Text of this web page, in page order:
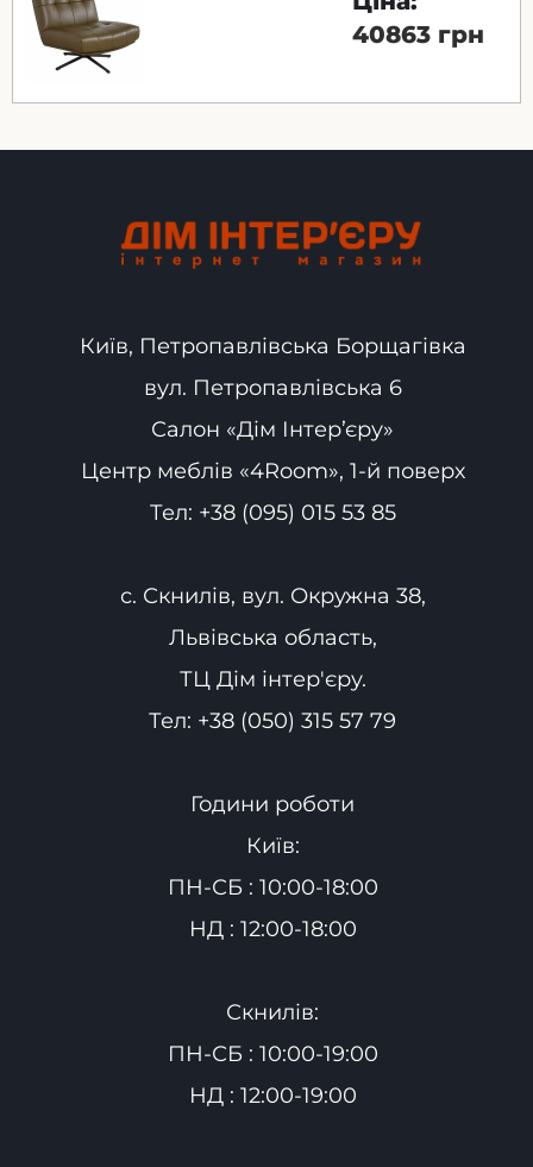
40863 грн
Київ, Петропавлівська Борщагівка
вул. Петропавлівська 6
Салон «Дім Інтер’єру»
Центр меблів «4Room», 1-й поверх
Тел: +38 (095) 015 53 85
с. Скнилів, вул. Окружна 38,
Львівська область,
ТЦ Дім інтер'єру.
Тел: +38 (050) 315 57 79
Години роботи
Київ:
ПН-СБ : 10:00-18:00
НД : 12:00-18:00
Скнилів:
ПН-СБ : 10:00-19:00
НД : 12:00-19:00